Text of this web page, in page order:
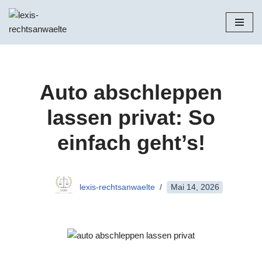
Zum
Inhalt
Auto abschleppen
lassen privat: So
einfach geht’s!
lexis-rechtsanwaelte Mai 14, 2026